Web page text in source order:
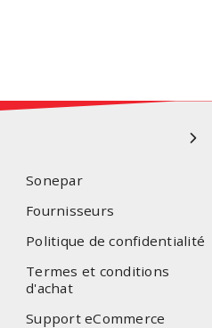
Sonepar
Fournisseurs
Politique de confidentialité
Termes et conditions
d'achat
Support eCommerce